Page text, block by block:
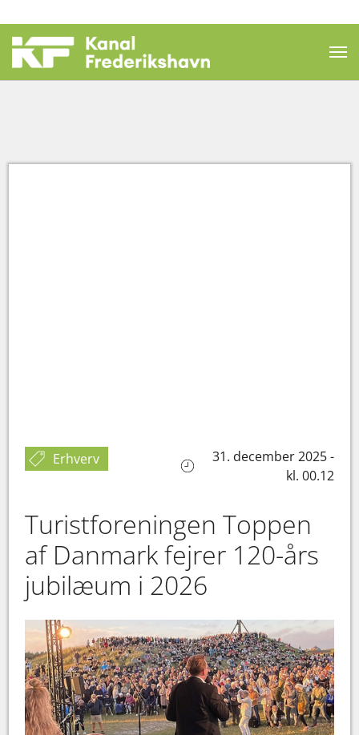
Erhverv
31. december 2025 -
kl. 00.12
Turistforeningen Toppen
af Danmark fejrer 120-års
jubilæum i 2026